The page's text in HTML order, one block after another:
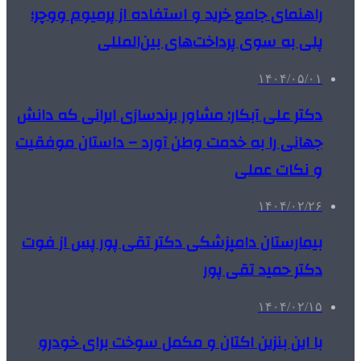
راهنمای جامع خرید و استفاده از پرمیوم ووچر؛
پلی به سوی پرداخت‌های بین‌المللی
۱۴۰۴/۰۵/۰۱
دکتر علی آبکار: مشاور برندسازی ایرانی که دانش
جهانی را به خدمت وطن آورد – داستان موفقیت
و نکات عملی
۱۴۰۴/۰۲/۲۶
بیمارستان دامپزشکی دکتر تقی پور پس از فوت
دکتر حمید تقی پور
۱۴۰۴/۰۲/۱۵
با این بنزین اکتان و مکمل سوخت برای خودرو